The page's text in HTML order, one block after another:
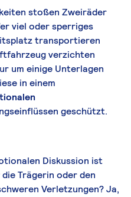
stoßen Zweiräder
viel oder sperriges
transportieren
verzichten
um einige Unterlagen
in einem
geschützt.
Diskussion ist
Trägerin oder den
Verletzungen? Ja,